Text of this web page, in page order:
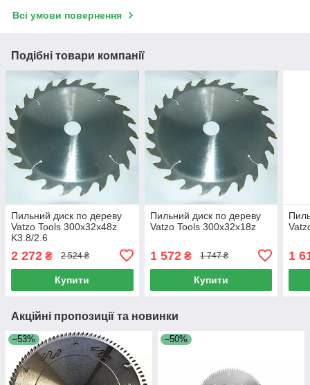
Всі умови повернення
Подібні товари компанії
Пильний диск по дереву
Vatzo Tools 300x32x48z
K3.8/2.6
2 272 ₴ 2 524 ₴
Купити
Пильний диск по дереву
Vatzo Tools 300х32х18z
1 572₴ 1 747 ₴
Купити
1
Акційні пропозиції та новинки
–53% –50%